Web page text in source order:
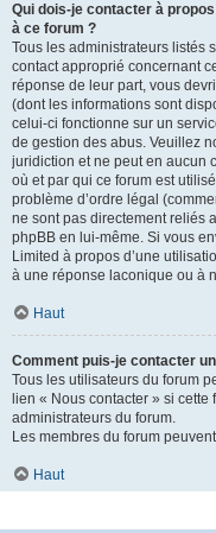
Qui dois-je contacter à
à ce forum ?
Tous les administrateurs listés
contact approprié concernant
réponse de leur part, vous
(dont les informations sont
celui-ci fonctionne sur un
de gestion des abus. Veuillez
juridiction et ne peut en aucun
où et par qui ce forum est
problème d’ordre légal
ne sont pas directement reliés
phpBB en lui-même. Si vous
Limited à propos d’une
à une réponse laconique ou à
Haut
Comment puis-je contacter
Tous les utilisateurs du forum
lien « Nous contacter » si
administrateurs du forum.
Les membres du forum
Haut